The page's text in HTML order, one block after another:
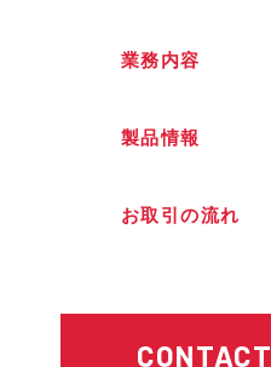
業務内容
製品情報
お取引の流れ
CONTACT